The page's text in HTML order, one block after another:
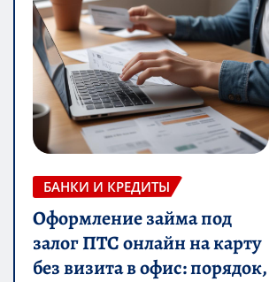
БАНКИ И КРЕДИТЫ
Оформление займа под
залог ПТС онлайн на карту
без визита в офис: порядок,